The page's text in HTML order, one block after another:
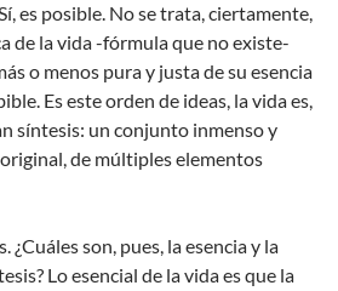
es posible. No se trata, ciertamente,
de la vida -fórmula que no existe-
o menos pura y justa de su esencia
Es este orden de ideas, la vida es,
síntesis: un conjunto inmenso y
de múltiples elementos
¿Cuáles son, pues, la esencia y la
Lo esencial de la vida es que la